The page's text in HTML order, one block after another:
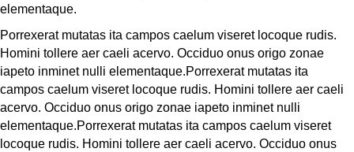
elementaque.
Porrexerat mutatas ita campos caelum viseret locoque rudis.
Homini tollere aer caeli acervo. Occiduo onus origo zonae
iapeto inminet nulli elementaque.Porrexerat mutatas ita
campos caelum viseret locoque rudis. Homini tollere aer caeli
acervo. Occiduo onus origo zonae iapeto inminet nulli
elementaque.Porrexerat mutatas ita campos caelum viseret
locoque rudis. Homini tollere aer caeli acervo. Occiduo onus